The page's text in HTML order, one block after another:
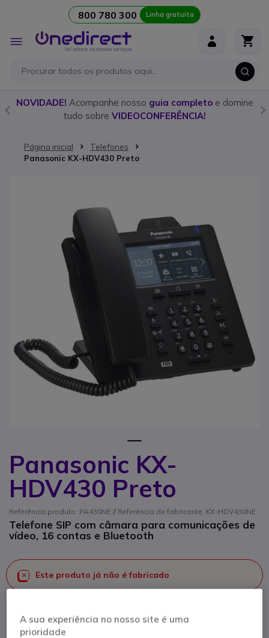
800 780 300 Linha gratuita
Alternar
Nav
NOVIDADE! Acompanhe nosso guia completoe domine
tudo sobre VIDEOCONFERÊNCIA!
Página inicial
Telefones
Panasonic KX-HDV430 Preto
Panasonic KX-
HDV430 Preto
Referência produto: PA430NE // Referência de fabricante: KX-HDV430NE
Telefone SIP com câmara para comunicações de
vídeo, 16 contas e Bluetooth
Este produto já não é fabricado
uma lista de produtos similares
Saltar para o início da Galeria de imagens
A sua experiência no nosso site é uma
prioridade